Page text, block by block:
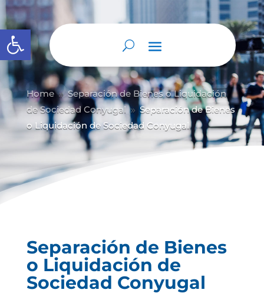
Abrir barra de herramientas
Home 9 Separación de Bienes o Liquidación
de Sociedad Conyugal 9 Separación de Bienes
o Liquidación de Sociedad Conyugal
Separación de Bienes
o Liquidación de
Sociedad Conyugal